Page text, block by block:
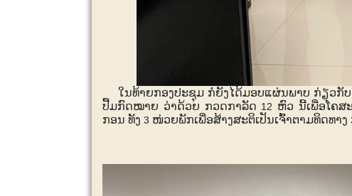
ໃນທ້າຍກອງປະຊຸມ ກໍຍັງໄດ້ມອບແຜ່ນພາບ ກ່ຽວກັ
ປື້ມກົດໝາຍ ວ່າດ້ວຍ ກວດກາລັດ 12 ຫົວ ນີ້ເພື່ອໂຄສ
ກອນ ທັງ 3 ໜ່ວຍພັກເພື່ອສ້າງສະຕິເປັນເຈົ້າຕາມທິດທາງ